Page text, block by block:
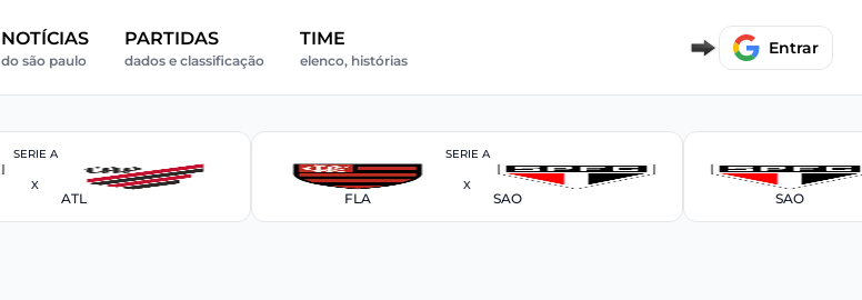
NOTÍCIAS
do são paulo
PARTIDAS
dados e classificação
TIME
elenco, histórias
Entrar
SERIE A
X
ATL
SERIE A
FLA
X
SAO SAO